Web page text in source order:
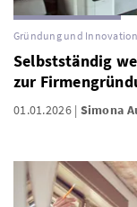
Gründung und Innovation
Selbstständig
zur
01.01.2026 Simona